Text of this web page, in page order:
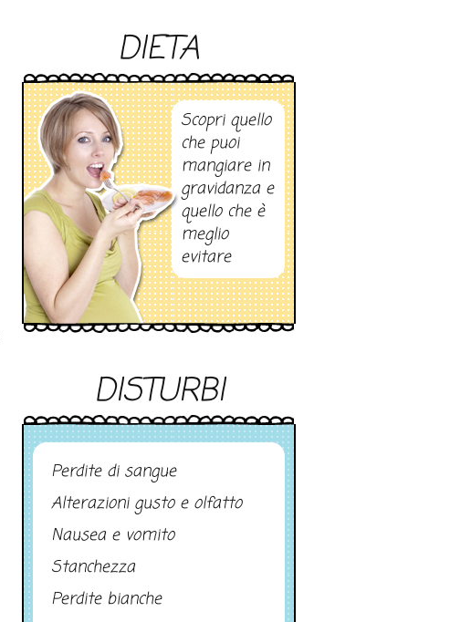
DIETA
Scopri quello
che puoi
mangiare in
gravidanza e
quello che è
meglio
evitare
DISTURBI
Perdite di sangue
Alterazioni gusto e olfatto
Nausea e vomito
Stanchezza
Perdite bianche